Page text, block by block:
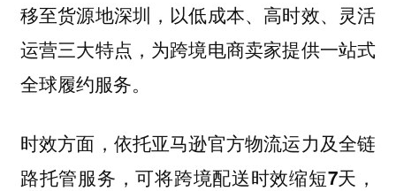
移至货源地深圳，以低成本、高时效、灵活
运营三大特点，为跨境电商卖家提供一站式
全球履约服务。
时效方面，依托亚马逊官方物流运力及全链
路托管服务，可将跨境配送时效缩短7天，